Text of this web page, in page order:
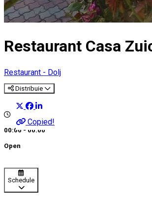
Restaurant Casa
Restaurant - Dolj
Distribuie
Copied!
00:00 - 00:00
Open
Schedule